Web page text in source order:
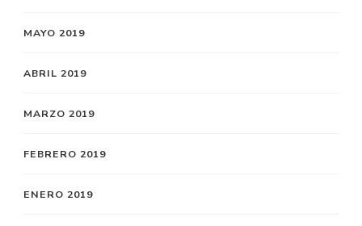
MAYO 2019
ABRIL 2019
MARZO 2019
FEBRERO 2019
ENERO 2019